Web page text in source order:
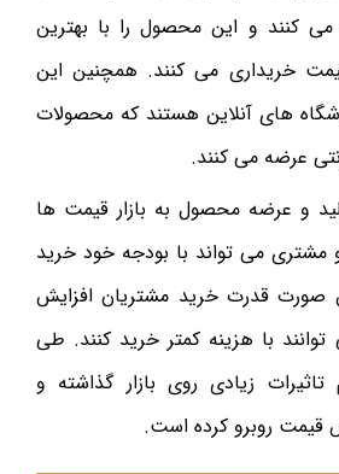
می کنند و این محصول را با بهترین
خریداری می کنند. همچنین این
های آنلاین هستند که محصولات
عرضه می کنند.
و عرضه محصول به بازار قیمت ها
می تواند با بودجه خود خرید
صورت قدرت خرید مشتریان افزایش
با هزینه کمتر خرید کنند. طی
زیادی روی بازار گذاشته و
قیمت روبرو کرده است.